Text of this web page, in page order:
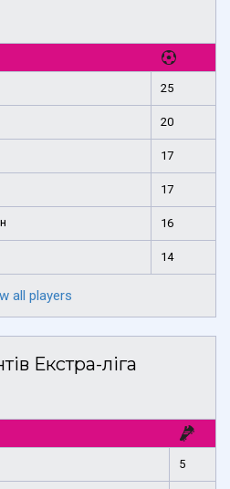
25
20
17
17
16
14
all players
Екстра-ліга
5